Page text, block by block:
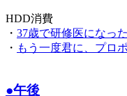
HDD消費
・ 37歳で研修医になっ
・ もう一度君に、プロ
●午後